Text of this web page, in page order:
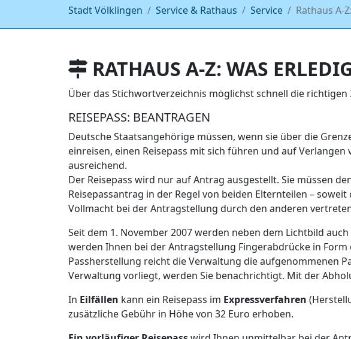
Stadt Völklingen Service & Rathaus Service Rathaus A-
RATHAUS A-Z: WAS
Über das Stichwortverzeichnis möglichst schnell die
REISEPASS: BEANTRAGEN
Deutsche Staatsangehörige müssen, wenn sie über die
einreisen, einen Reisepass mit sich führen und auf
ausreichend.
Der Reisepass wird nur auf Antrag ausgestellt. Sie müssen
Reisepassantrag in der Regel von beiden Elternteilen –
Vollmacht bei der Antragstellung durch den anderen
Seit dem 1. November 2007 werden neben dem Lichtbild
werden Ihnen bei der Antragstellung Fingerabdrücke in
Passherstellung reicht die Verwaltung die aufgenommenen
Verwaltung vorliegt, werden Sie benachrichtigt. Mit der
In Eilfällen kann ein Reisepass im Expressverfahren
zusätzliche Gebühr in Höhe von 32 Euro erhoben.